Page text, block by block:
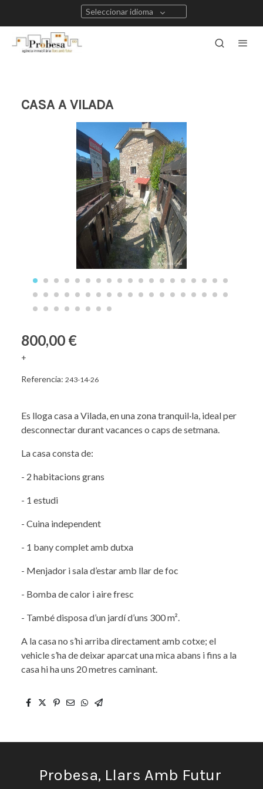
Seleccionar idioma
CASA A VILADA
800,00 €
+
Referencia: 243-14-26
Es lloga casa a Vilada, en una zona tranquil·la, ideal per
desconnectar durant vacances o caps de setmana.
La casa consta de:
- 2 habitacions grans
- 1 estudi
- Cuina independent
- 1 bany complet amb dutxa
- Menjador i sala d’estar amb llar de foc
- Bomba de calor i aire fresc
- També disposa d’un jardí d’uns 300 m².
A la casa no s’hi arriba directament amb cotxe; el
vehicle s’ha de deixar aparcat una mica abans i fins a la
casa hi ha uns 20 metres caminant.
Probesa, Llars Amb Futur